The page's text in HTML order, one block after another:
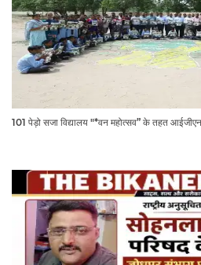
101 पेड़ो सजा विद्यालय "*वन महोत्सव” के तहत